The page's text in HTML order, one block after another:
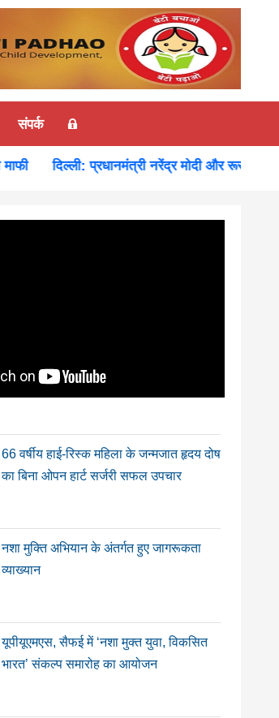
संपर्क
दिल्ली: प्रधानमंत्री नरेंद्र मोदी और रूस के
66 वर्षीय हाई-रिस्क महिला के जन्मजात हृदय दोष
का बिना ओपन हार्ट सर्जरी सफल उपचार
नशा मुक्ति अभियान के अंतर्गत हुए जागरूकता
व्याख्यान
यूपीयूएमएस, सैफई में ‘नशा मुक्त युवा, विकसित
भारत’ संकल्प समारोह का आयोजन